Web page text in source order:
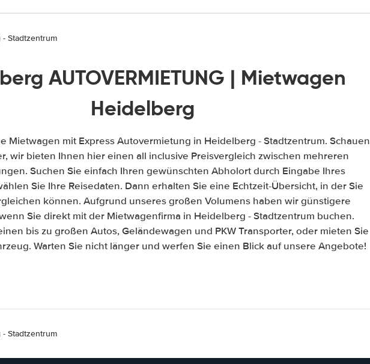
Stadtzentrum
AUTOVERMIETUNG | Mietwagen
Heidelberg
Mietwagen mit Express Autovermietung in Heidelberg - Stadtzentrum. Schauen
wir bieten Ihnen hier einen all inclusive Preisvergleich zwischen mehreren
Suchen Sie einfach Ihren gewünschten Abholort durch Eingabe Ihres
Sie Ihre Reisedaten. Dann erhalten Sie eine Echtzeit-Übersicht, in der Sie
können. Aufgrund unseres großen Volumens haben wir günstigere
Sie direkt mit der Mietwagenfirma in Heidelberg - Stadtzentrum buchen.
bis zu großen Autos, Geländewagen und PKW Transporter, oder mieten Sie
Warten Sie nicht länger und werfen Sie einen Blick auf unsere Angebote!
Stadtzentrum